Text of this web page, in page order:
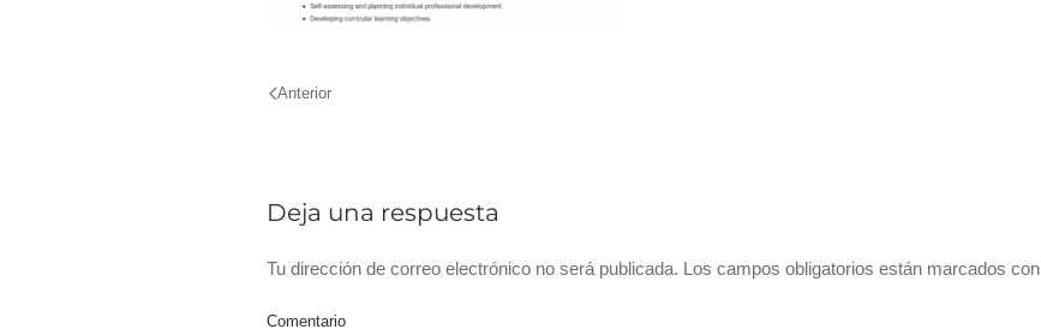
Anterior
Deja una respuesta
Tu dirección de correo electrónico no será publicada. Los campos obligatorios están marcados con
Comentario